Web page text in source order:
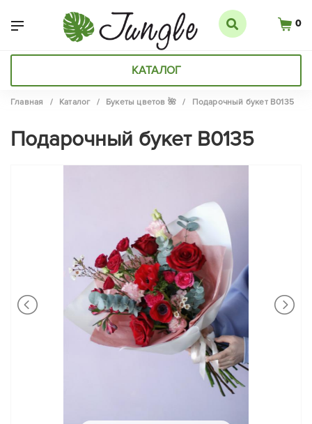
0
КАТАЛОГ
Главная / Каталог / Букеты цветов 🌺 / Подарочный букет B0135
Подарочный букет B0135